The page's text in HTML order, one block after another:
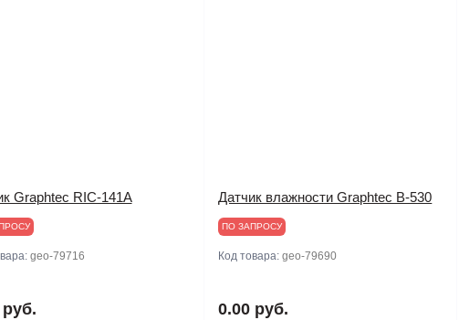
Graphtec RIC-141A
geo-79716
Датчик влажности Graphtec B-530
ПО ЗАПРОСУ
Код товара:geo-79690
0.00 руб.